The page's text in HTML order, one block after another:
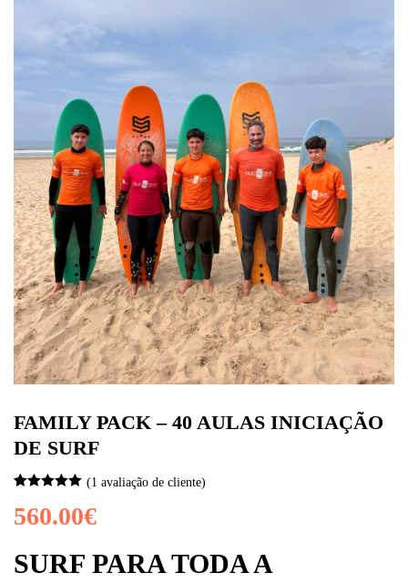
FAMILY PACK – 40 AULAS INICIAÇÃO
DE SURF
com 5.00em
5 com base
de cliente
(1 avaliação de cliente)
560.00€
SURF PARA TODA A